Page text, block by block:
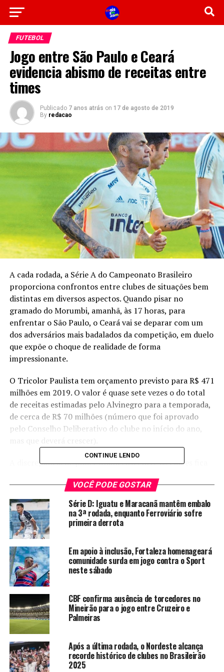
FUTEBOL
Jogo entre São Paulo e Ceará
evidencia abismo de receitas entre
times
Publicado 7 anos atrás on 17 de agosto de 2019
By redacao
A cada rodada, a Série A do Campeonato Brasileiro
proporciona confrontos entre clubes de situações bem
distintas em diversos aspectos. Quando pisar no
gramado do Morumbi, amanhã, às 17 horas, para
enfrentar o São Paulo, o Ceará vai se deparar com um
dos adversários mais badalados da competição, em duelo
que expõe o choque de realidade de forma
impressionante.
O Tricolor Paulista tem orçamento previsto para R$ 471
milhões em 2019. O valor é quase sete vezes o do total
de receitas estimadas pelo Alvinegro para a temporada,
de cerca de R$ 70 milhões (número que foi aprovado
pelo Conselho Deliberativo do clube no início do ano,
A discrepância de poder financeiro entre os clubes fica
gasto mensal dos paulistas com atletas e comissão
técnica gira em torno de R$ 11 milhões, enquanto o do
Vovô é de aproximadamente R$ 2,8 milhões.
No São Paulo, está ainda o jogador mais badalado do
momento, que retorna ao País com status de maior
salário do futebol brasileiro. Daniel Alves, recém-
contratado, que fará sua estreia justamente contra o
Vovô, terá vencimentos de cerca R$ 1,6 milhão por mês.
Sozinho, ele corresponde a mais de 50% da folha salarial
inteira do Ceará.
Daniel Alves é a “cereja do bolo” de um elenco estrelado
novo Camisa 10 tem ainda a companhia do espanhol
Juanfran (que também fará sua estreia amanhã), de
CONTINUE LENDO
VOCÊ PODE GOSTAR
Série D: Iguatu e Maracanã mantêm embalo
na 3ª rodada, enquanto Ferroviário sofre
primeira derrota
Em apoio à inclusão, Fortaleza homenageará
comunidade surda em jogo contra o Sport
neste sábado
CBF confirma ausência de torcedores no
Mineirão para o jogo entre Cruzeiro e
Palmeiras
Após a última rodada, o Nordeste alcança
recorde histórico de clubes no Brasileirão
2025